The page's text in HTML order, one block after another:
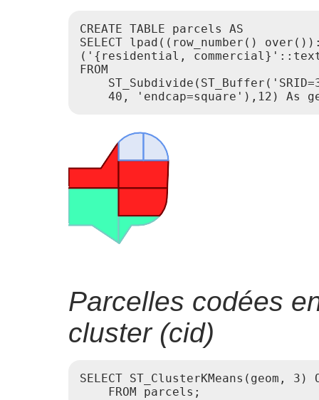
CREATE TABLE parcels AS
SELECT lpad((row_number()
('{residential,
FROM
Parcelles codées
cluster (cid)
SELECT ST_ClusterKMeans(geom,
    FROM parcels;